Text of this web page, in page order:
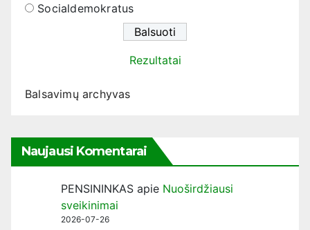
Socialdemokratus
Rezultatai
Balsavimų archyvas
Naujausi Komentarai
PENSININKAS apie Nuoširdžiausi
sveikinimai
2026-07-26